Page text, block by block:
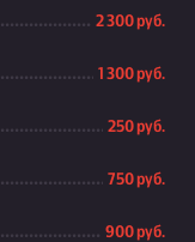
2 300 руб.
1 300 руб.
250 руб.
750 руб.
900 руб.